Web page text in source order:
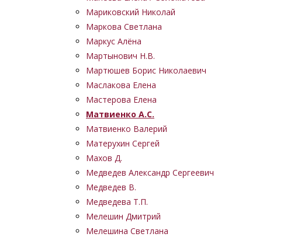
Мариковский Николай
Маркова Светлана
Маркус Алёна
Мартынович Н.В.
Мартюшев Борис Николаевич
Маслакова Елена
Мастерова Елена
Матвиенко А.С.
Матвиенко Валерий
Матерухин Сергей
Махов Д.
Медведев Александр Сергеевич
Медведев В.
Медведева Т.П.
Мелешин Дмитрий
Мелешина Светлана